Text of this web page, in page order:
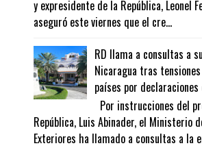
y expresidente de la República, Leonel
aseguró este viernes que el cre...
RD llama a consultas a
Nicaragua tras
países por
Por instrucciones del
República, Luis Abinader, el Ministerio
Exteriores ha llamado a consultas a la